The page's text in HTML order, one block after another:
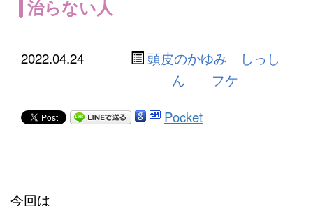
治らない人
2022.04.24
頭皮のかゆみ しっし
ん フケ
Pocket
今回は